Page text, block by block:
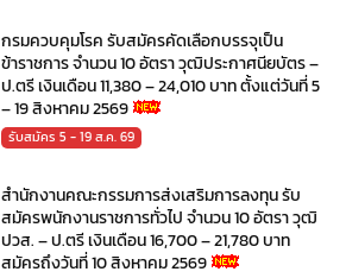
กรมควบคุมโรค รับสมัครคัดเลือกบรรจุเป็น
ข้าราชการ จำนวน 10 อัตรา วุฒิประกาศนียบัตร –
ป.ตรี เงินเดือน 11,380 – 24,010 บาท ตั้งแต่วันที่ 5
– 19 สิงหาคม 2569
รับสมัคร 5 - 19 ส.ค. 69
สำนักงานคณะกรรมการส่งเสริมการลงทุน รับ
สมัครพนักงานราชการทั่วไป จำนวน 10 อัตรา วุฒิ
ปวส. – ป.ตรี เงินเดือน 16,700 – 21,780 บาท
สมัครถึงวันที่ 10 สิงหาคม 2569